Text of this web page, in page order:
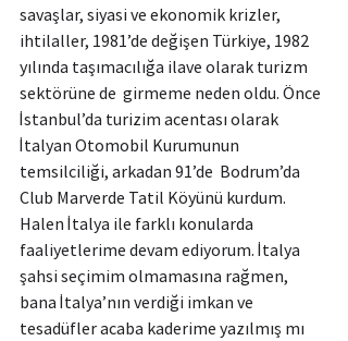
savaşlar, siyasi ve ekonomik krizler,
ihtilaller, 1981’de değişen Türkiye, 1982
yılında taşımacılığa ilave olarak turizm
sektörüne de  girmeme neden oldu. Önce
İstanbul’da turizim acentası olarak
İtalyan Otomobil Kurumunun
temsilciliği, arkadan 91’de  Bodrum’da
Club Marverde Tatil Köyünü kurdum.
Halen İtalya ile farklı konularda
faaliyetlerime devam ediyorum. İtalya
şahsi seçimim olmamasına rağmen,
bana İtalya’nın verdiği imkan ve
tesadüfler acaba kaderime yazılmış mı